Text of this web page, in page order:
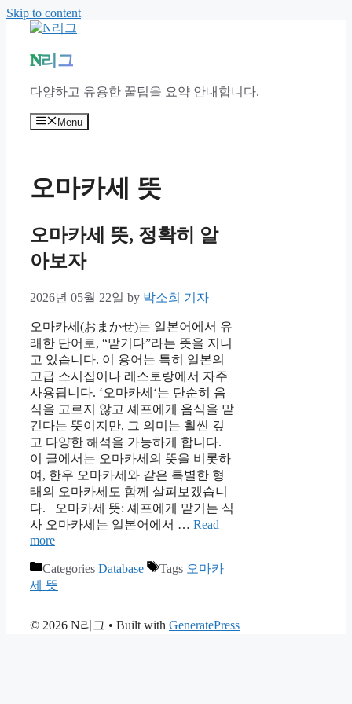
Skip to content
N리그
다양하고 유용한 꿀팁을 요약 안내합니다.
Menu
오마카세 뜻
오마카세 뜻, 정확히 알
아보자
2026년 05월 22일 by 박소희 기자
오마카세(おまかせ)는 일본어에서 유
래한 단어로, “맡기다”라는 뜻을 지니
고 있습니다. 이 용어는 특히 일본의
고급 스시집이나 레스토랑에서 자주
사용됩니다. ‘오마카세‘는 단순히 음
식을 고르지 않고 셰프에게 음식을 맡
긴다는 뜻이지만, 그 의미는 훨씬 깊
고 다양한 해석을 가능하게 합니다.
이 글에서는 오마카세의 뜻을 비롯하
여, 한우 오마카세와 같은 특별한 형
태의 오마카세도 함께 살펴보겠습니
다. 오마카세 뜻: 셰프에게 맡기는 식
사 오마카세는 일본어에서 … Read
more
Categories Database Tags 오마카
세 뜻
© 2026 N리그 • Built with GeneratePress